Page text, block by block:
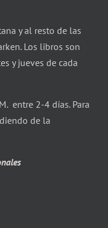
y al resto de las
Los libros son
y jueves de cada
entre 2-4 días. Para
de la